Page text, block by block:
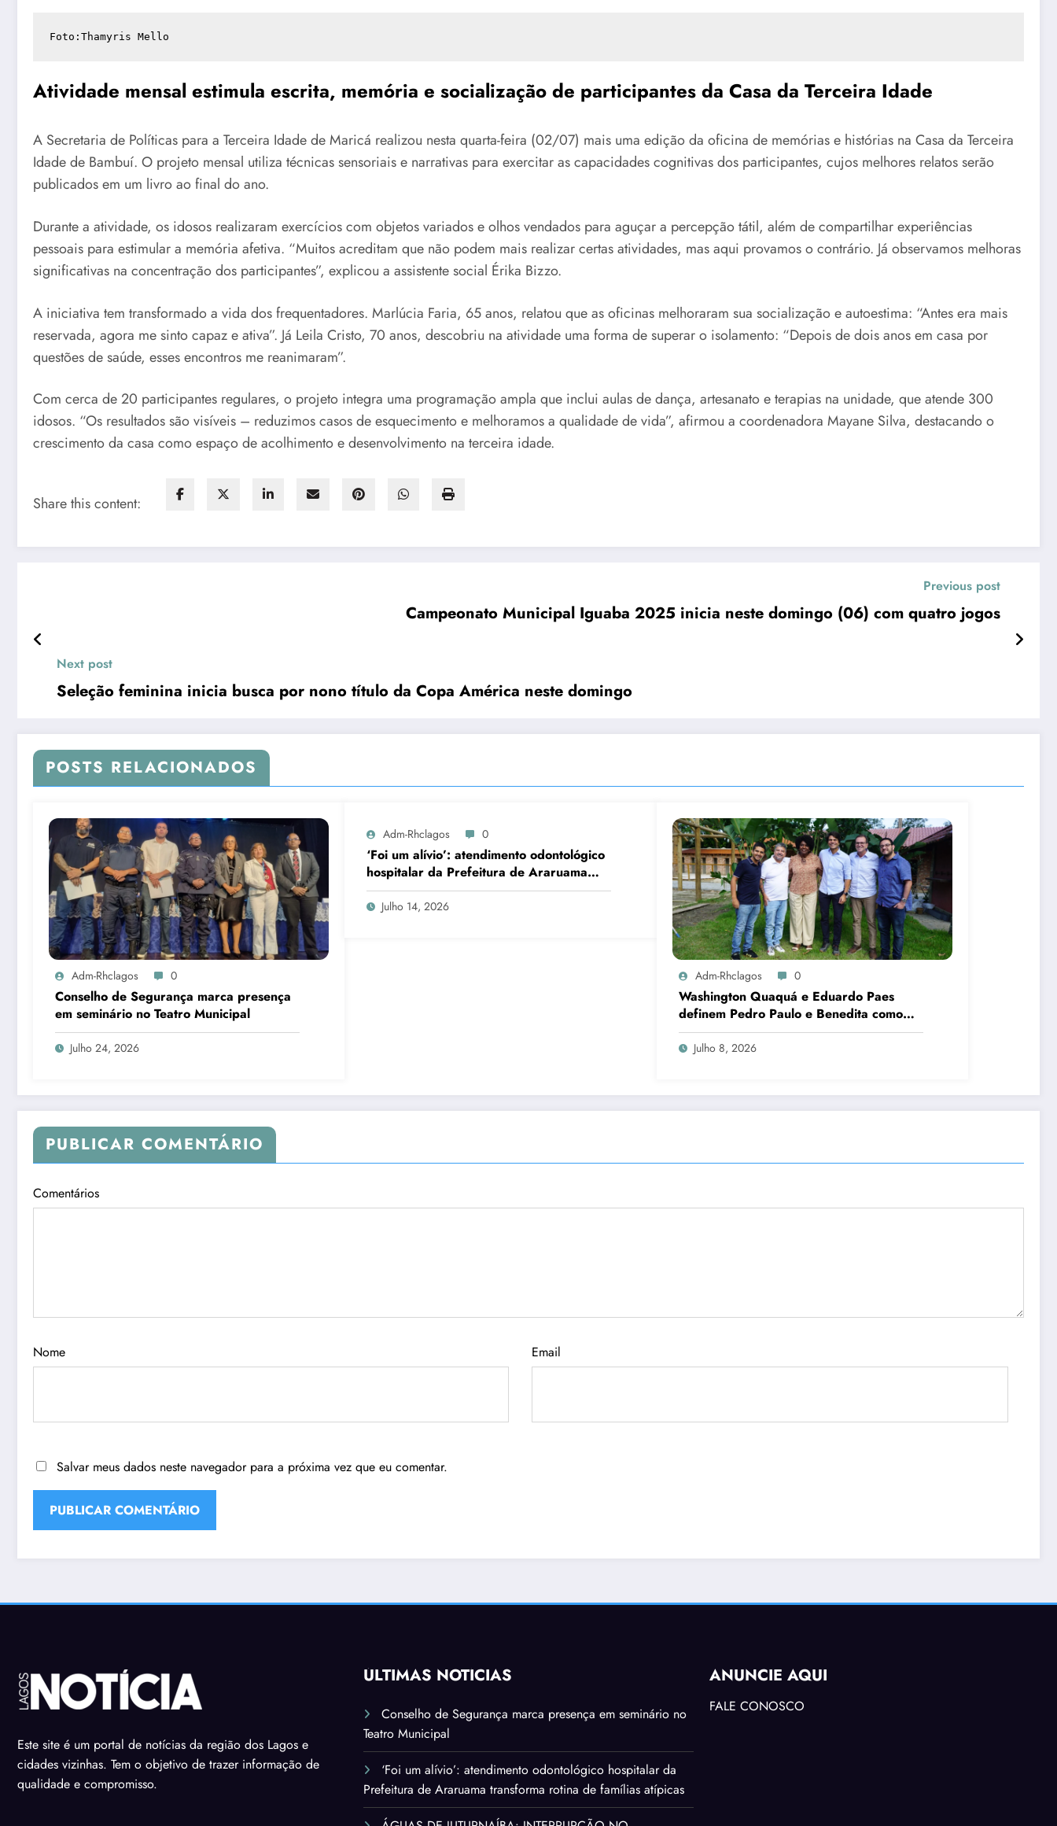
Foto:Thamyris Mello
Atividade mensal estimula escrita, memória e socialização de participantes da Casa da Terceira Idade
A Secretaria de Políticas para a Terceira Idade de Maricá realizou nesta quarta-feira (02/07) mais uma edição da oficina de memórias e histórias na Casa da Terceira
Idade de Bambuí. O projeto mensal utiliza técnicas sensoriais e narrativas para exercitar as capacidades cognitivas dos participantes, cujos melhores relatos serão
publicados em um livro ao final do ano.
Durante a atividade, os idosos realizaram exercícios com objetos variados e olhos vendados para aguçar a percepção tátil, além de compartilhar experiências
pessoais para estimular a memória afetiva. “Muitos acreditam que não podem mais realizar certas atividades, mas aqui provamos o contrário. Já observamos melhoras
significativas na concentração dos participantes”, explicou a assistente social Érika Bizzo.
A iniciativa tem transformado a vida dos frequentadores. Marlúcia Faria, 65 anos, relatou que as oficinas melhoraram sua socialização e autoestima: “Antes era mais
reservada, agora me sinto capaz e ativa”. Já Leila Cristo, 70 anos, descobriu na atividade uma forma de superar o isolamento: “Depois de dois anos em casa por
questões de saúde, esses encontros me reanimaram”.
Com cerca de 20 participantes regulares, o projeto integra uma programação ampla que inclui aulas de dança, artesanato e terapias na unidade, que atende 300
idosos. “Os resultados são visíveis – reduzimos casos de esquecimento e melhoramos a qualidade de vida”, afirmou a coordenadora Mayane Silva, destacando o
crescimento da casa como espaço de acolhimento e desenvolvimento na terceira idade.
Share this content:
Previous post
Campeonato Municipal Iguaba 2025 inicia neste domingo (06) com quatro jogos
Next post
Seleção feminina inicia busca por nono título da Copa América neste domingo
POSTS RELACIONADOS
Adm-Rhclagos 0
Conselho de Segurança marca presença
em seminário no Teatro Municipal
Julho 24, 2026
Adm-Rhclagos 0
‘Foi um alívio’: atendimento odontológico
hospitalar da Prefeitura de Araruama
transforma rotina de famílias atípicas
Julho 14, 2026
Adm-Rhclagos 0
Washington Quaquá e Eduardo Paes
definem Pedro Paulo e Benedita como
candidatos ao Senado no Rio
Julho 8, 2026
PUBLICAR COMENTÁRIO
Comentários
Nome Email
Salvar meus dados neste navegador para a próxima vez que eu comentar.
Este site é um portal de notícias da região dos Lagos e
cidades vizinhas. Tem o objetivo de trazer informação de
qualidade e compromisso.
ÚLTIMAS NOTÍCIAS
Conselho de Segurança marca presença em seminário no
Teatro Municipal
‘Foi um alívio’: atendimento odontológico hospitalar da
Prefeitura de Araruama transforma rotina de famílias atípicas
ANUNCIE AQUI
FALE CONOSCO